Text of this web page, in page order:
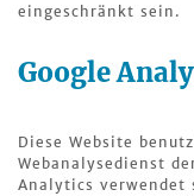
eingeschränkt sein.
Google
Diese Website
Webanalysedienst
Analytics verwendet